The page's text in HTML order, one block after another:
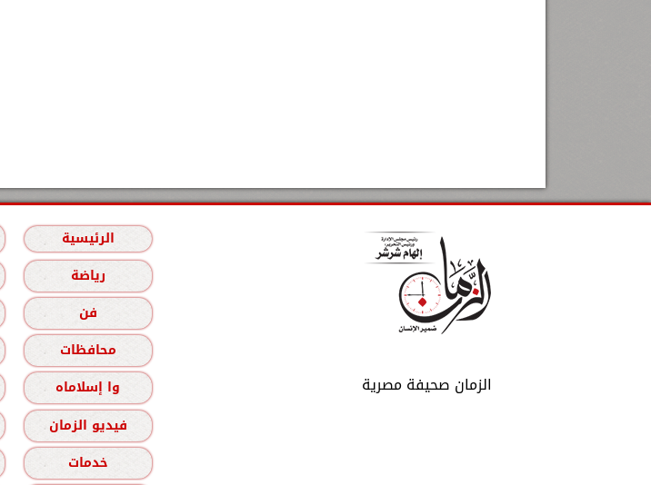
الزمان صحيفة مصرية
الرئيسية
رياضة
فن
محافظات
وا إسلاماه
فيديو الزمان
خدمات